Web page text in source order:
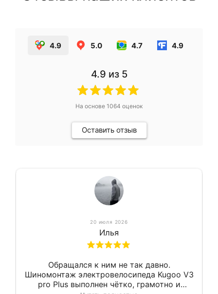
4.9 5.0 4.7 4.9
4.9 из 5
На основе 1064 оценок
Оставить отзыв
20 июля 2026
Илья
Обращался к ним не так давно.
Шиномонтаж электровелосипеда Kugoo V3
pro Plus выполнен чётко, грамотно и